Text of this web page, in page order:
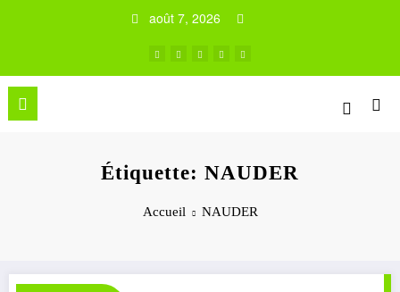
août 7, 2026
Étiquette: NAUDER
Accueil NAUDER